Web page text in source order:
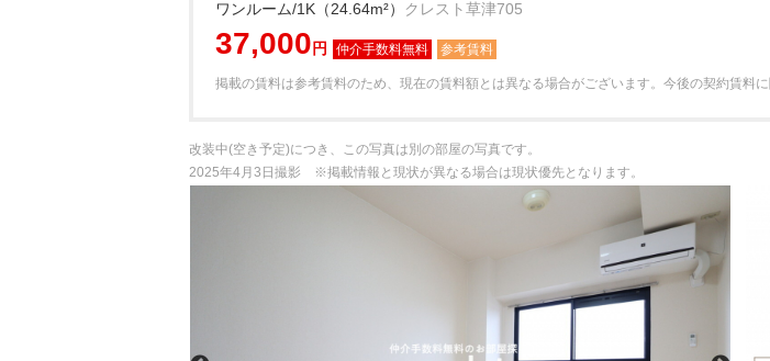
ワンルーム/1K（24.64m²） クレスト草津705
37,000 円 参考賃料
掲載の賃料は参考賃料のため、現在の賃料額とは異なる場合がございます。 今後の契約賃料
改装中(空き予定)につき、この写真は別の部屋の写真です。
2025年4月3日撮影 ※掲載情報と現状が異なる場合は現状優先となります。